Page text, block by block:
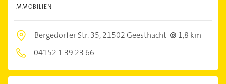
IMMOBILIEN
Bergedorfer Str. 35,21502 Geesthacht
1,8 km
04152 1 39 23 66